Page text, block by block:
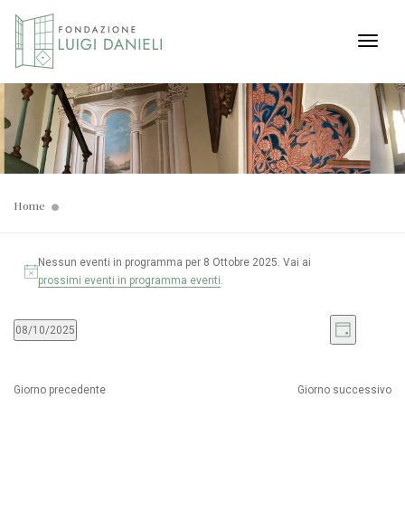
Home
Nessun eventi in programma per 8 Ottobre 2025. Vai ai
prossimi eventi in programma eventi.
Viste
Giorno
08/10/2025
data.
Giorno precedente Giorno successivo